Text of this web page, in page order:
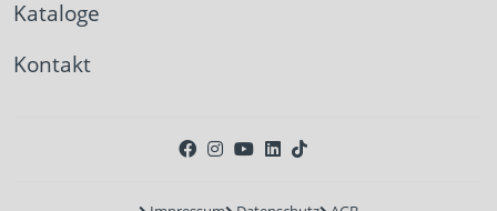
Kataloge
Kontakt